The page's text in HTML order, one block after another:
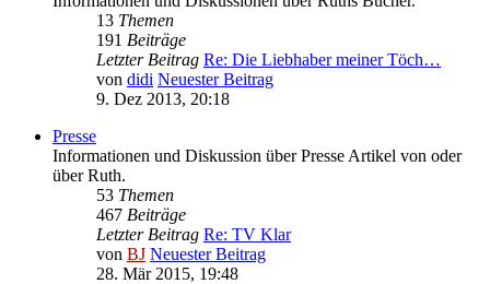
13 Themen
191 Beiträge
Letzter Beitrag Re: Die Liebhaber meiner Töch…
von didi Neuester Beitrag
9. Dez 2013, 20:18
Presse
Informationen und Diskussion über Presse Artikel von oder
über Ruth.
53 Themen
467 Beiträge
Letzter Beitrag Re: TV Klar
von BJ Neuester Beitrag
28. Mär 2015, 19:48